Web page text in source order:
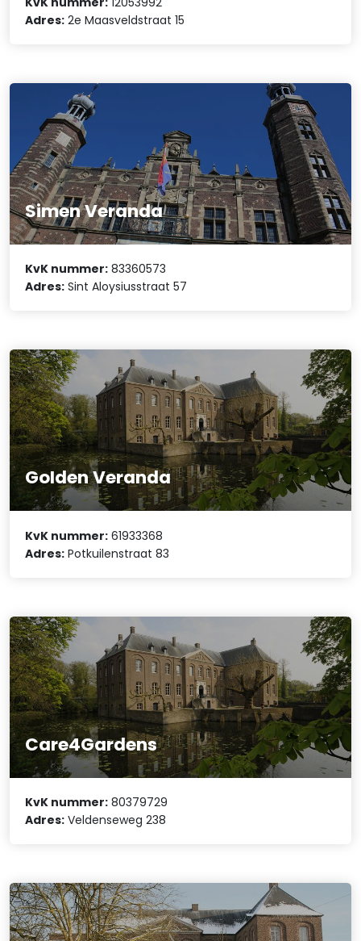
Adres: 2e Maasveldstraat 15
Simen Veranda
KvK nummer: 83360573
Adres: Sint Aloysiusstraat 57
GoIden Veranda
KvK nummer: 61933368
Adres: Potkuilenstraat 83
Care4Gardens
KvK nummer: 80379729
Adres: Veldenseweg 238